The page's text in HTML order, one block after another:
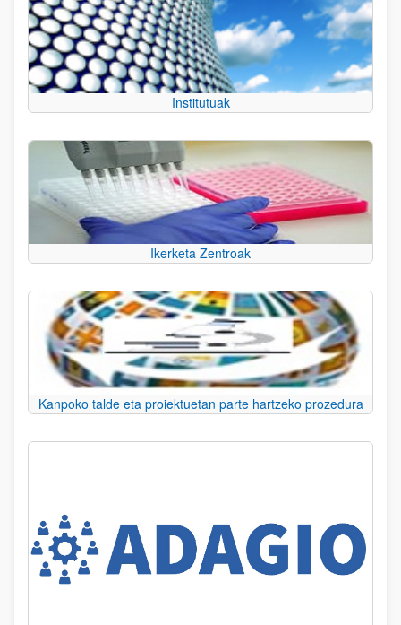
Institutuak
Ikerketa Zentroak
Kanpoko talde eta proiektuetan parte hartzeko prozedura